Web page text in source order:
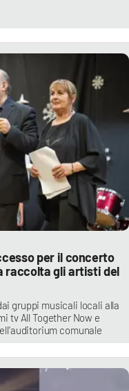
per il concerto
raccolta gli artisti del
gruppi musicali locali alla
tv All Together Now e
comunale